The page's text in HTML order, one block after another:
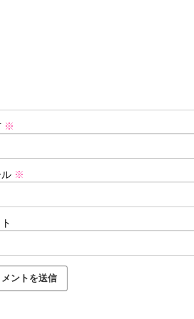
※
ル ※